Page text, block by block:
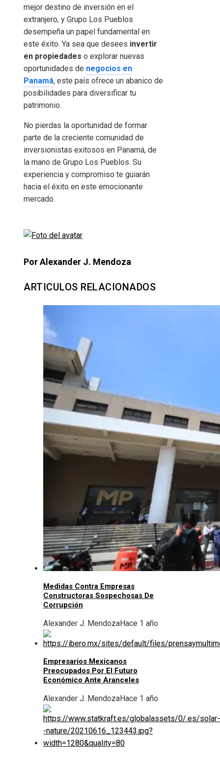
mejor destino de inversión en el
extranjero, y Grupo Los Pueblos
desempeña un papel fundamental en
este éxito. Ya sea que desees invertir
en propiedades o explorar nuevas
oportunidades de negocios en
Panamá, este país ofrece un abanico de
posibilidades para diversificar tu
patrimonio.
No pierdas la oportunidad de formar
parte de la creciente comunidad de
inversionistas exitosos en Panamá, de
la mano de Grupo Los Pueblos. Su
experiencia y compromiso te guiarán
hacia el éxito en este emocionante
mercado.
Por Alexander J. Mendoza
ARTICULOS RELACIONADOS
Medidas Contra Empresas
Constructoras Sospechosas De
Corrupción
Alexander J. MendozaHace 1 año
Empresarios Mexicanos
Preocupados Por El Futuro
Económico Ante Aranceles
Alexander J. MendozaHace 1 año